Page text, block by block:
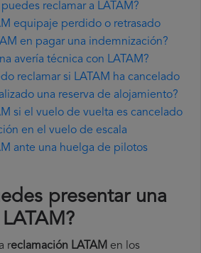
reclamar a LATAM?
equipaje perdido o retrasado
en pagar una indemnización?
avería técnica con LATAM?
reclamar si LATAM ha cancelado
una reserva de alojamiento?
si el vuelo de vuelta es cancelado
en el vuelo de escala
ante una huelga de pilotos
presentar una
?
reclamación LATAM en los